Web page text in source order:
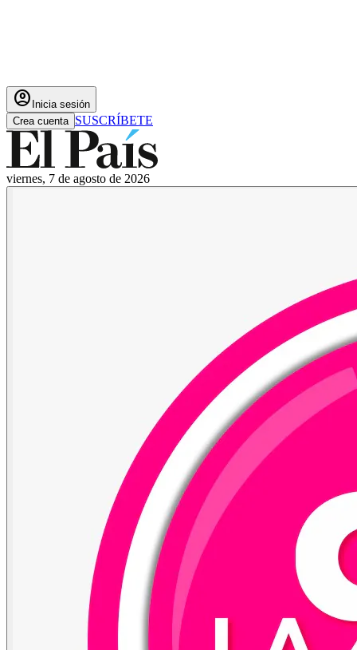
account_circle Inicia sesión
Crea cuenta SUSCRÍBETE
viernes, 7 de agosto de 2026